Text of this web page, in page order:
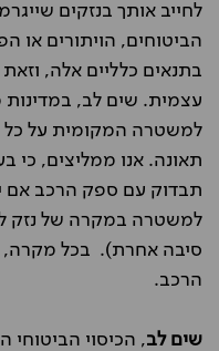
לחייב אותך בנזקים
הביטוחים, הויתורים או
בתנאים כלליים אלה,
עצמית. שים לב, במדינות
למשטרה המקומית על כל
תאונה. אנו ממליצים,
תבדוק עם ספק הרכב אם
למשטרה במקרה של נזק
סיבה אחרת). בכל מקרה,
הרכב.
שים לב, הכיסוי הביטוחי